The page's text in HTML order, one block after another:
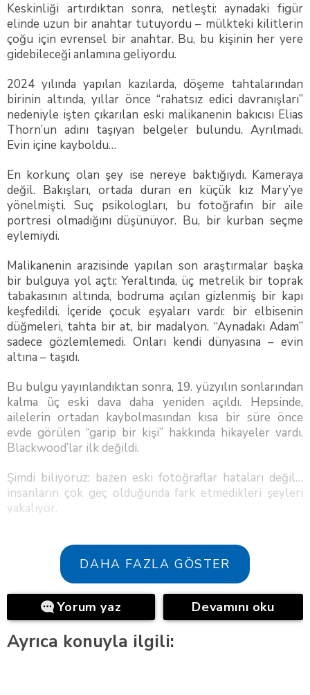
Keskinliği artırdıktan sonra, netleşti: aynadaki figür
elinde uzun bir anahtar tutuyordu – mülkteki kilitlerin
çoğu için evrensel bir anahtar. Bu, bu kişinin her yere
gidebileceği anlamına geliyordu.
2024 yılında yapılan kazılarda, döşeme tahtalarından
birinin altında, yıllar önce “rahatsız edici davranışları”
nedeniyle işten çıkarılan eski malikanenin bakıcısı Elias
Thorn’un adını taşıyan belgeler bulundu. Ayrılmadı.
Evin içine kayboldu…
En korkunç olan şey ise nereye baktığıydı. Kameraya
değil. Bakışları, ortada duran en küçük kız Mary’ye
yönelmişti. Suç psikologları, bu fotoğrafın bir aile
portresi olmadığını düşünüyor. Bu, bir kurban seçme
eylemiydi.
Malikanenin arazisinde yapılan son araştırmalar başka
bir bulguya yol açtı: Yeraltında, üç metrelik bir toprak
tabakasının altında, bodruma açılan gizlenmiş bir kapı
keşfedildi. İçeride çocuk eşyaları vardı: bir elbisenin
düğmeleri, tahta bir at, bir madalyon. “Aynadaki Adam”
sadece gözlemlemedi. Onları kendi dünyasına – evin
altına – taşıdı.
Bu bulgu yayınlandıktan sonra, 19. yüzyılın sonlarından
kalma üç eski dava daha yeniden açıldı. Hepsinde,
ailelerin ortadan kaybolmasından kısa bir süre önce
evde görülen “garip bir kişi” hakkında hikayeler vardı.
Blackwood’lar ilk değildi.
Şimdi biliyoruz: bazen eski fotoğraflar hataları değil…
insanların çok geç olduğunda fark etmedikleri şeyleri
yakalıyor.
DAHA FAZLA GÖSTER
Yorum yaz Devamını oku
Ayrıca konuyla ilgili: